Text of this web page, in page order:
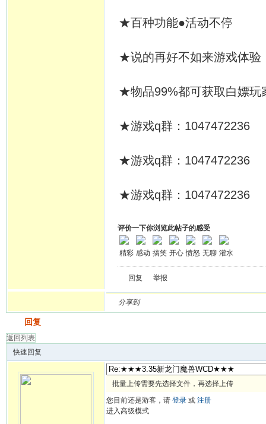
★百种功能●活动不停
★说的再好不如来游戏体验
★物品99%都可获取白嫖玩
★游戏q群：1047472236
★游戏q群：1047472236
★游戏q群：1047472236
评价一下你浏览此帖子的感受
精彩 感动 搞笑 开心 愤怒 无聊 灌水
回复 举报
分享到
回复
返回列表
快速回复
批量上传需要先选择文件，再选择上传
您目前还是游客，请 登录 或 注册
进入高级模式